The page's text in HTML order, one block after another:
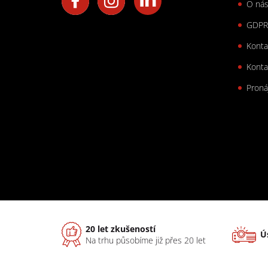
O nás
GDPR
20 let zkušeností
Na trhu působíme již přes 20 let